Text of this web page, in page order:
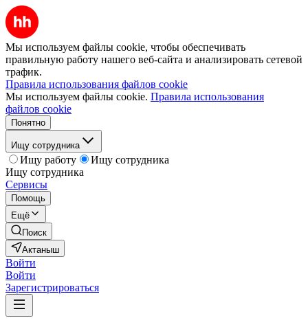
Мы используем файлы cookie, чтобы обеспечивать
правильную работу нашего веб-сайта и анализировать сетевой
трафик.
Правила использования файлов cookie
Мы используем файлы cookie. Правила использования
файлов cookie
Понятно
Ищу сотрудника
Ищу работу
Ищу сотрудника
Ищу сотрудника
Сервисы
Помощь
Ещё
Поиск
Актаныш
Войти
Войти
Зарегистрироваться